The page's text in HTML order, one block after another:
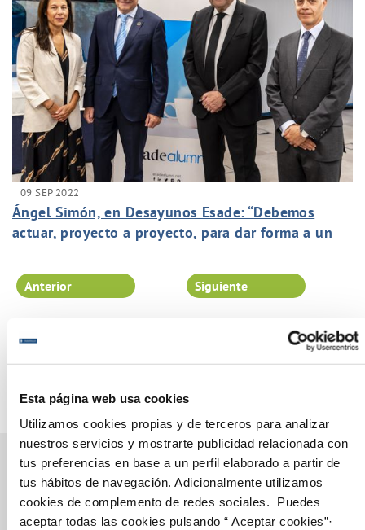
Esta página web usa cookies
Utilizamos cookies propias y de terceros para analizar
nuestros servicios y mostrarte publicidad relacionada con
tus preferencias en base a un perfil elaborado a partir de
tus hábitos de navegación. Adicionalmente utilizamos
cookies de complemento de redes sociales. Puedes
aceptar todas las cookies pulsando “ Aceptar cookies”·
09 SEP 2022
Ángel Simón, en Desayunos Esade: “Debemos
actuar, proyecto a proyecto, para dar forma a un
diálogo y la transparencia”
Página 25 de 102
Anterior Siguiente
Gestiones Online